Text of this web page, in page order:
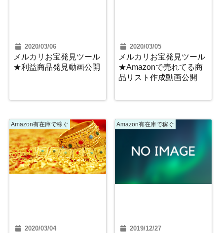
2020/03/06
メルカリお宝発見ツール
★利益商品発見動画公開
2020/03/05
メルカリお宝発見ツール
★Amazonで売れてる商
品リスト作成動画公開
Amazon有在庫で稼ぐ
2020/03/04
Amazon有在庫で稼ぐ
2019/12/27